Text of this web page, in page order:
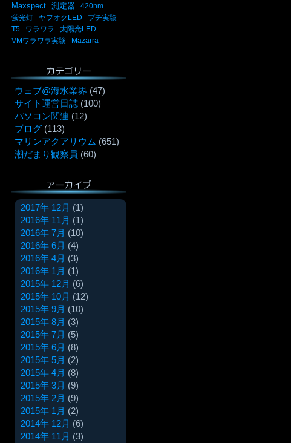
Maxspect
測定器
420nm
蛍光灯
ヤフオクLED
プチ実験
T5
ワラワラ
太陽光LED
VMワラワラ実験
Mazarra
カテゴリー
ウェブ@海水業界 (47)
サイト運営日誌 (100)
パソコン関連 (12)
ブログ (113)
マリンアクアリウム (651)
潮だまり観察員 (60)
アーカイブ
2017年 12月 (1)
2016年 11月 (1)
2016年 7月 (10)
2016年 6月 (4)
2016年 4月 (3)
2016年 1月 (1)
2015年 12月 (6)
2015年 10月 (12)
2015年 9月 (10)
2015年 8月 (3)
2015年 7月 (5)
2015年 6月 (8)
2015年 5月 (2)
2015年 4月 (8)
2015年 3月 (9)
2015年 2月 (9)
2015年 1月 (2)
2014年 12月 (6)
2014年 11月 (3)